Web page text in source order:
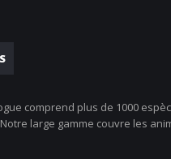
comprend plus de 1000
large gamme couvre les